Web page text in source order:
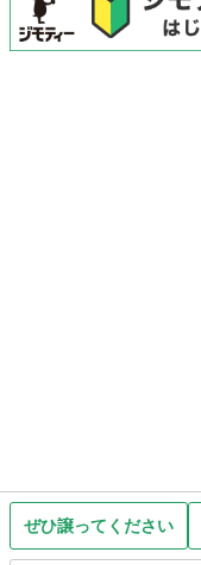
ぜひ譲ってください